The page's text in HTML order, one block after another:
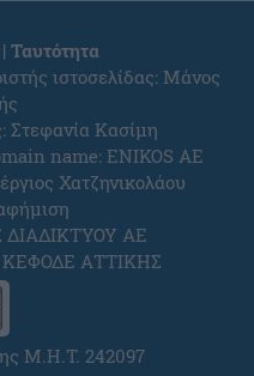
ιστοσελίδας: Μάνος
Στεφανία Κασίμη
name: ENIKOS AE
Χατζηνικολάου
ΑΕ
ΚΕΦΟΔΕ ΑΤΤΙΚΗΣ
Μ.Η.Τ. 242097